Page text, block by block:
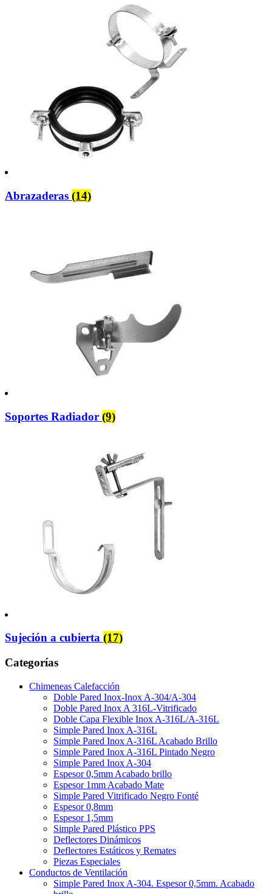
Abrazaderas (14)
Soportes Radiador (9)
Sujeción a cubierta (17)
Categorías
Chimeneas Calefacción
Doble Pared Inox-Inox A-304/A-304
Doble Pared Inox A 316L-Vitrificado
Doble Capa Flexible Inox A-316L/A-316L
Simple Pared Inox A-316L
Simple Pared Inox A-316L Acabado Brillo
Simple Pared Inox A-316L Pintado Negro
Simple Pared Inox A-304
Espesor 0,5mm Acabado brillo
Espesor 1mm Acabado Mate
Simple Pared Vitrificado Negro Fonté
Espesor 0,8mm
Espesor 1,5mm
Simple Pared Plástico PPS
Deflectores Dinámicos
Deflectores Estáticos y Remates
Piezas Especiales
Conductos de Ventilación
Simple Pared Inox A-304. Espesor 0,5mm. Acabado